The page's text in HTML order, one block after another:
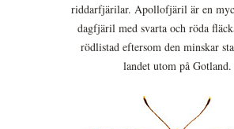
riddarfjärilar. Apollofjäril är en
dagfjäril med svarta och röda
rödlistad eftersom den minskar
landet utom på Gotland.